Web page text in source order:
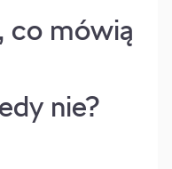
co mówią
nie?